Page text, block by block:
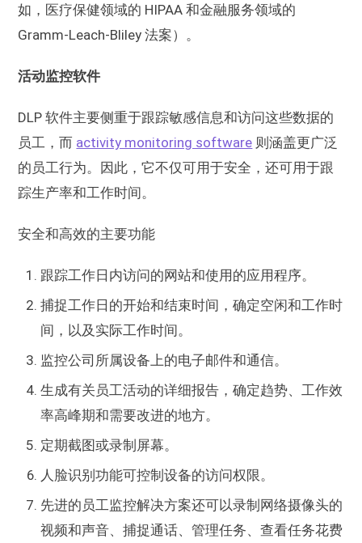
如，医疗保健领域的 HIPAA 和金融服务领域的
Gramm-Leach-Bliley 法案）。
活动监控软件
DLP 软件主要侧重于跟踪敏感信息和访问这些数据的
员工，而 activity monitoring software 则涵盖更广泛
的员工行为。因此，它不仅可用于安全，还可用于跟
踪生产率和工作时间。
安全和高效的主要功能
跟踪工作日内访问的网站和使用的应用程序。
捕捉工作日的开始和结束时间，确定空闲和工作时
间，以及实际工作时间。
监控公司所属设备上的电子邮件和通信。
生成有关员工活动的详细报告，确定趋势、工作效
率高峰期和需要改进的地方。
定期截图或录制屏幕。
人脸识别功能可控制设备的访问权限。
先进的员工监控解决方案还可以录制网络摄像头的
视频和声音、捕捉通话、管理任务、查看任务花费